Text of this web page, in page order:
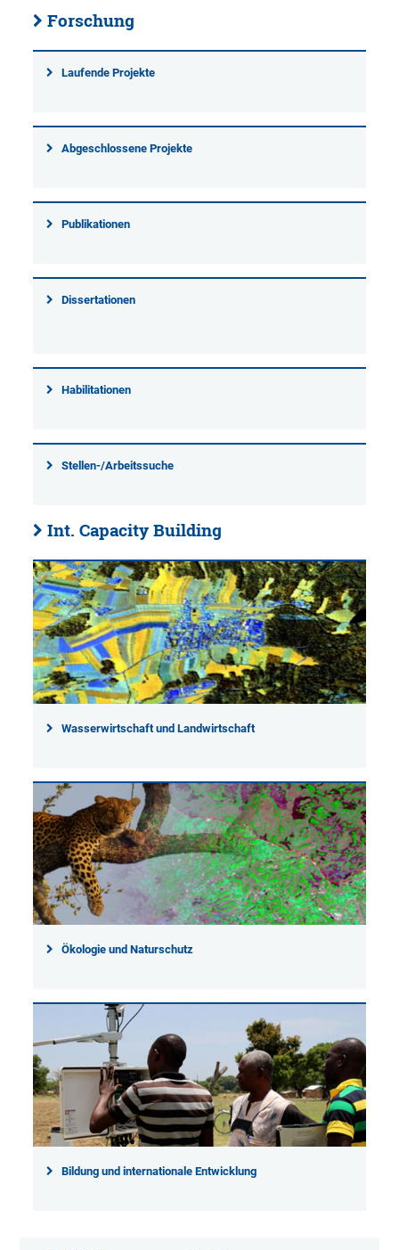
Forschung
Laufende Projekte
Abgeschlossene Projekte
Publikationen
Dissertationen
Habilitationen
Stellen-/Arbeitssuche
Int. Capacity Building
Wasserwirtschaft und Landwirtschaft
Ökologie und Naturschutz
Bildung und internationale Entwicklung